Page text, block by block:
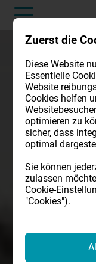
Zuerst die
Diese Website
Essentielle
Website
Cookies helfen
optimieren zu
sicher, dass
optimal
Sie können
zulassen
Cookie-
"Cookies").